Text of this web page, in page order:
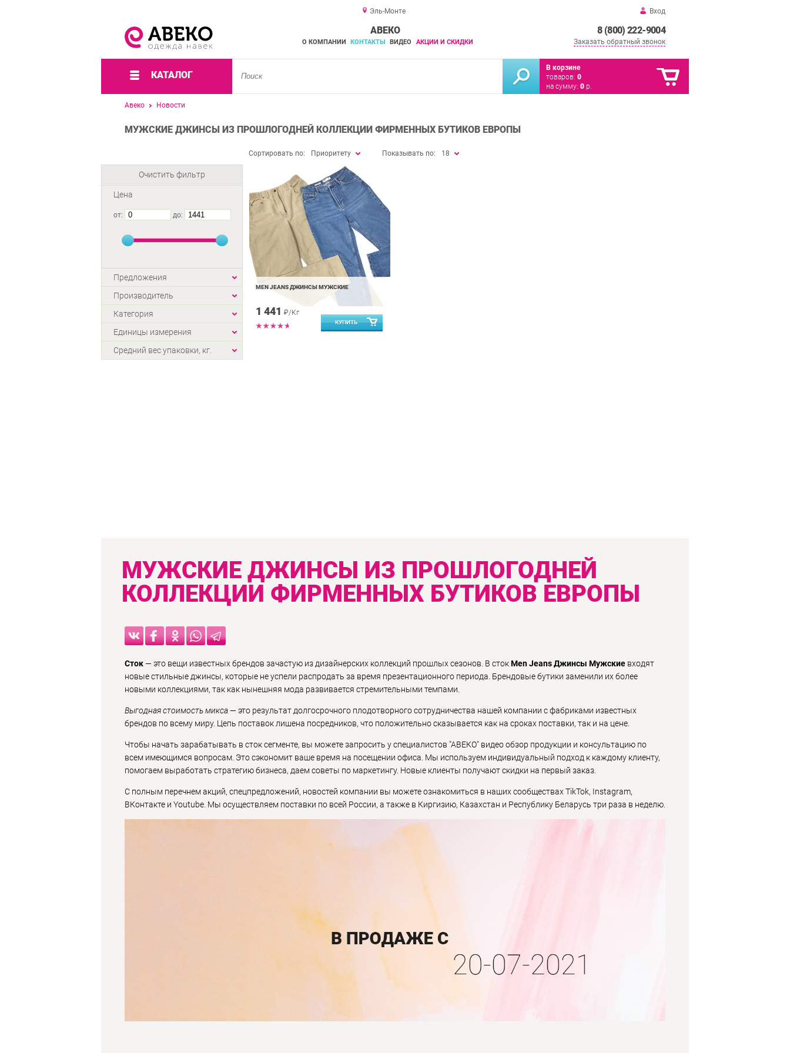
Эль-Монте Вход
8 (800) 222-9004
Заказать обратный звонок
АВЕКО
О КОМПАНИИ КОНТАКТЫ ВИДЕО АКЦИИ И СКИДКИ
КАТАЛОГ
В корзине
товаров: 0
на сумму: 0 р.
Авеко Новости
МУЖСКИЕ ДЖИНСЫ ИЗ ПРОШЛОГОДНЕЙ КОЛЛЕКЦИИ ФИРМЕННЫХ БУТИКОВ ЕВРОПЫ
Очистить фильтр
Цена
от: до:
Предложения
Производитель
Категория
Единицы измерения
Средний вес упаковки, кг.
Сортировать по: Приоритету Показывать по: 18
MEN JEANS ДЖИНСЫ МУЖСКИЕ
1 441 ₽/Кг
МУЖСКИЕ ДЖИНСЫ ИЗ ПРОШЛОГОДНЕЙ
КОЛЛЕКЦИИ ФИРМЕННЫХ БУТИКОВ ЕВРОПЫ
Сток— это вещи известных брендов зачастую из дизайнерских коллекций прошлых сезонов. В стокMen Jeans Джинсы Мужские входят
новые стильные джинсы, которые не успели распродать за время презентационного периода. Брендовые бутики заменили их более
новыми коллекциями, так как нынешняя мода развивается стремительными темпами.
Выгодная стоимость микса— это результат долгосрочного плодотворного сотрудничества нашей компании с фабриками известных
брендов по всему миру. Цепь поставок лишена посредников, что положительно сказывается как на сроках поставки, так и на цене.
Чтобы начать зарабатывать в сток сегменте, вы можете запросить у специалистов "АВЕКО" видео обзор продукции и консультацию по
всем имеющимся вопросам. Это сэкономит ваше время на посещении офиса. Мы используем индивидуальный подход к каждому клиенту,
помогаем выработать стратегию бизнеса, даем советы по маркетингу. Новые клиенты получают скидки на первый заказ.
С полным перечнем акций, спецпредложений, новостей компании вы можете ознакомиться в наших сообществах TikTok, Instagram,
ВКонтакте и Youtube. Мы осуществляем поставки по всей России, а также в Киргизию, Казахстан и Республику Беларусь три раза в неделю.